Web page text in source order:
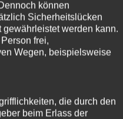
können
Sicherheitslücken
werden kann.
frei,
Wegen, beispielsweise
die durch den
beim Erlass der